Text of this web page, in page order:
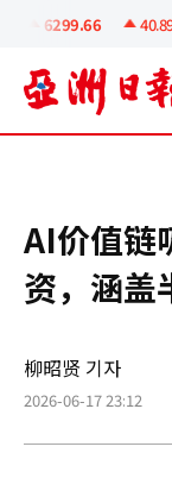
6299.66 40.89
AI价值链
资，涵盖
柳昭贤 기자
2026-06-17 23:12